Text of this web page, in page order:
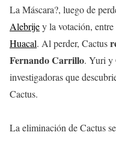
La Máscara?, luego de
Alebrijey la votación,
Huacal. Al perder, Cactus
Fernando Carrillo. Yuri y
investigadoras que
Cactus.
La eliminación de Cactus